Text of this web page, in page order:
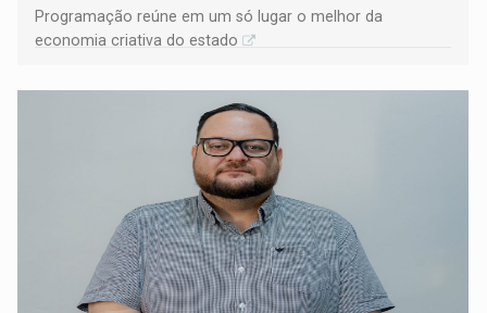
Programação reúne em um só lugar o melhor da
economia criativa do estado